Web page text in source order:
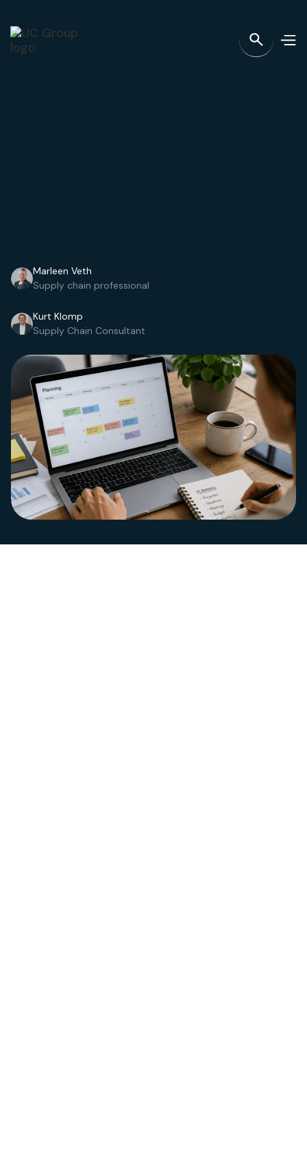
Marleen Veth
Supply chain professional
Kurt Klomp
Supply Chain Consultant